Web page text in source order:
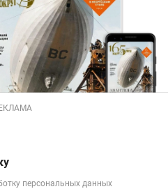
персональных данных